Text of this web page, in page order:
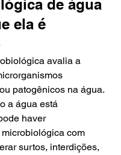
de água
ela é
avalia a
patogênicos na água.
a água está
haver
com
surtos, interdições,